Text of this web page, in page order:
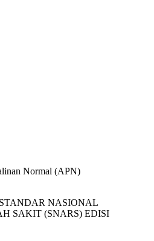
Normal (APN)
NASIONAL
SAKIT (SNARS) EDISI